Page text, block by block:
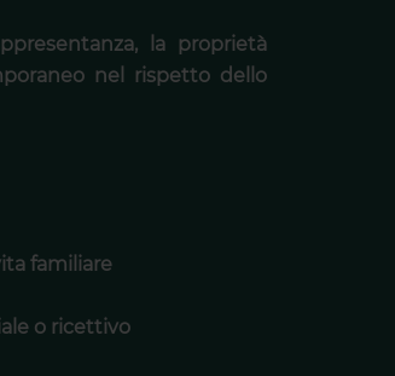
la proprietà
nel rispetto dello
familiare
o ricettivo